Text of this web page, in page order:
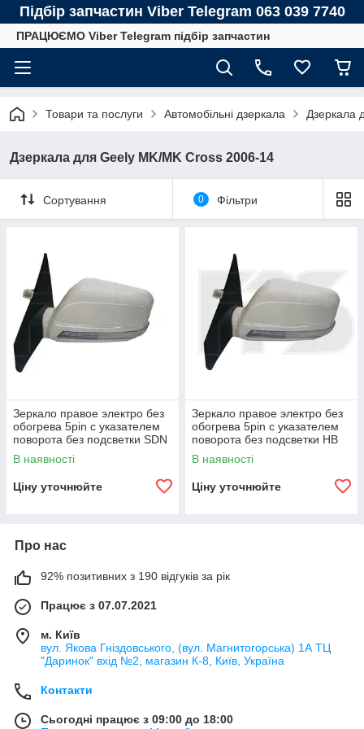
Підбір запчастин Viber Telegram 063 039 7740
ПРАЦЮЄМО Viber Telegram підбір запчастин
Товари та послуги Автомобільні дзеркала Дзеркала
Дзеркала для Geely MK/MK Cross 2006-14
Сортування 0 Фільтри
Зеркало правое электро без
обогрева 5pin с указателем
поворота без подсветки SDN
MK 2006-14
В наявності
Ціну уточнюйте
Зеркало правое электро без
обогрева 5pin с указателем
поворота без подсветки HB
MK 2006-14
В наявності
Ціну уточнюйте
Про нас
92% позитивних з 190 відгуків за рік
Працює з 07.07.2021
м. Київ
вул. Якова Гніздовського, (вул. Магнитогорська) 1А ТЦ
"Даринок" вхід №2, магазин К-8, Київ, Україна
Контакти
Сьогодні працює з 09:00 до 18:00